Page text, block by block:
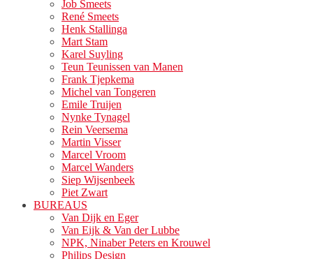
Job Smeets
René Smeets
Henk Stallinga
Mart Stam
Karel Suyling
Teun Teunissen van Manen
Frank Tjepkema
Michel van Tongeren
Emile Truijen
Nynke Tynagel
Rein Veersema
Martin Visser
Marcel Vroom
Marcel Wanders
Siep Wijsenbeek
Piet Zwart
BUREAUS
Van Dijk en Eger
Van Eijk & Van der Lubbe
NPK, Ninaber Peters en Krouwel
Philips Design